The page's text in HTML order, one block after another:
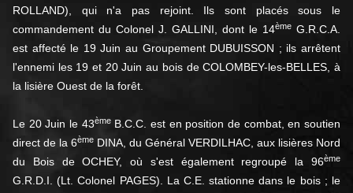
ROLLAND), qui n'a pas rejoint. Ils sont placés sous le
commandement du Colonel J. GALLINI, dont le 14ème G.R.C.A.
est affecté le 19 Juin au Groupement DUBUISSON ; ils arrêtent
l'ennemi les 19 et 20 Juin au bois de COLOMBEY-les-BELLES, à
la lisière Ouest de la forêt.
Le 20 Juin le 43èmeB.C.C. est en position de combat, en soutien
direct de la 6ème DINA, du Général VERDILHAC, aux lisières Nord
du Bois de OCHEY, où s'est également regroupé la 96ème
G.R.D.I. (Lt. Colo­nel PAGES). La C.E. stationne dans le bois ; le